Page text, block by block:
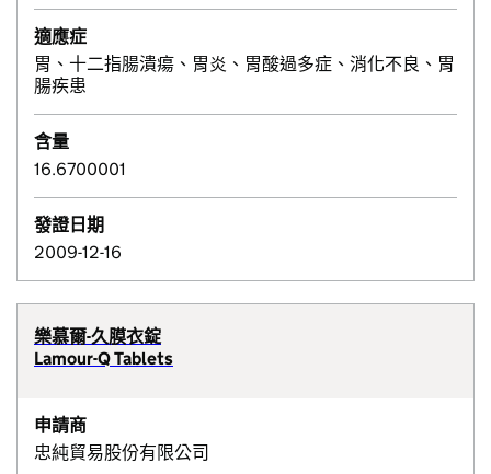
適應症
胃、十二指腸潰瘍、胃炎、胃酸過多症、消化不良、胃
腸疾患
含量
16.6700001
發證日期
2009-12-16
樂慕爾-久膜衣錠
Lamour-Q Tablets
申請商
忠純貿易股份有限公司